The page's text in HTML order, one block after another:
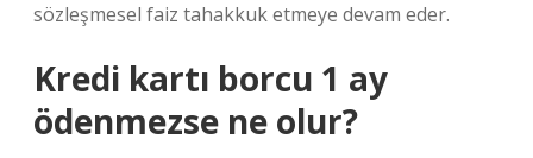
sözleşmesel faiz tahakkuk etmeye devam eder.
Kredi kartı borcu 1 ay
ödenmezse ne olur?